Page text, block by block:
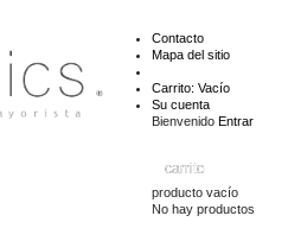
Contacto
Mapa del sitio
Carrito: Vacío
Su cuenta
Bienvenido Entrar
carrito
producto vacío
No hay productos